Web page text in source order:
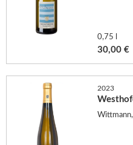
0,75 l
30,00 €
2023